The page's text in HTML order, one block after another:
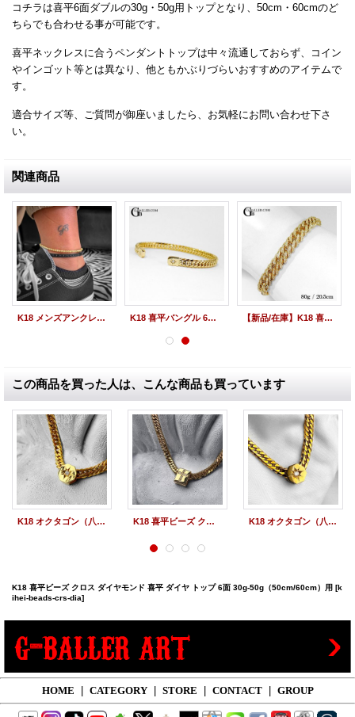
コチラは喜平6面ダブルの30g・50g用トップとなり、50cm・60cmのど
ちらでも合わせる事が可能です。
喜平ネックレスに合うペンダントトップは中々流通しておらず、コイン
やインゴット等とは異なり、他ともかぶりづらいおすすめのアイテムで
す。
適合サイズ等、ご質問が御座いましたら、お気軽にお問い合わせ下さ
い。
関連商品
K18 メンズアンクレット GOLD GLITTER イエローゴールド グリッター ビーズアンクレット K18 喜平バングル 6面 ダイヤモンド イエローゴールド 【新品/在庫】K18 喜平ブレスレット ダイヤ 80g 6面ダブル 20.5cm
この商品を買った人は、こんな商品も買っています
K18 オクタゴン（八角） 喜平ビーズ ペンダント トップ ダイヤモンド 喜平ダイヤモンド 6面 30g-50g（50cm/60cm）用 K18 喜平ビーズ クロス ダイヤモンド 喜平 ダイヤ トップ 6面 30g-50g（50cm/60cm）用 K18 オクタゴン（八角） 喜平ビーズ ペンダント トップ ダイヤモンド 喜平ダイヤモンド 6面 30g-50g（50cm/60cm）用
K18 喜平ビーズ クロス ダイヤモンド 喜平 ダイヤ トップ 6面 30g-50g（50cm/60cm）用 [k
ihei-beads-crs-dia]
HOME | CATEGORY | STORE | CONTACT | GROUP